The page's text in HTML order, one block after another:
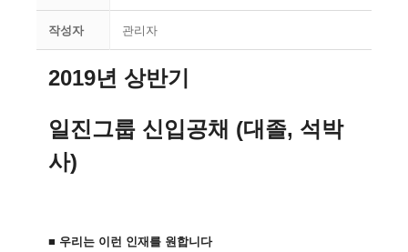
작성자 관리자
2019년 상반기
일진그룹 신입공채 (대졸, 석박
사)
■ 우리는 이런 인재를 원합니다